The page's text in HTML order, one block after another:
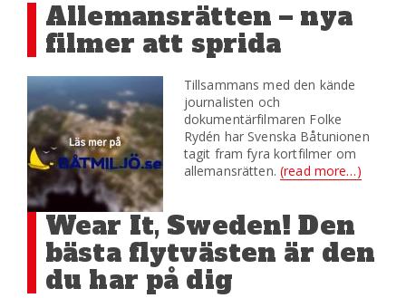
Allemansrätten – nya
filmer att sprida
Tillsammans med den kände
journalisten och
dokumentärfilmaren Folke
Rydén har Svenska Båtunionen
tagit fram fyra kortfilmer om
allemansrätten. (read more…)
Wear It, Sweden! Den
bästa flytvästen är den
du har på dig